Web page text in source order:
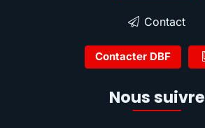
Contact
Contacter DBF
Nous suivre